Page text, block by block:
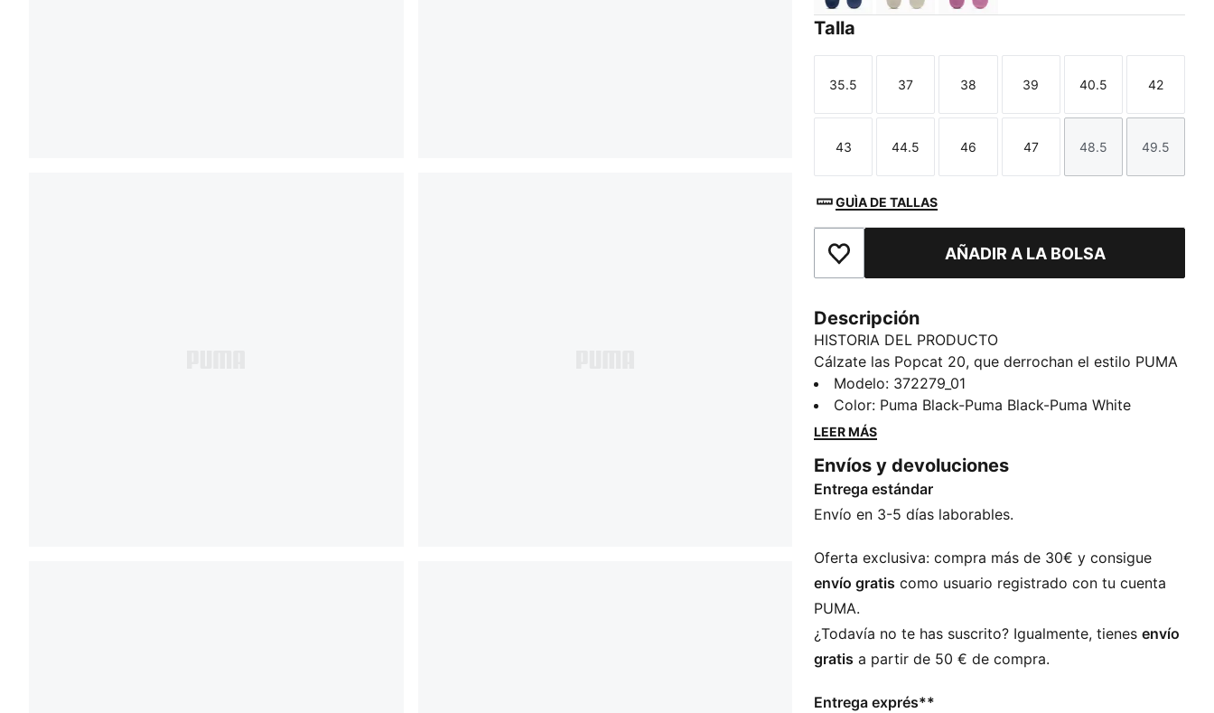
Talla
Talla
35.5
Talla
37
Talla
38
Talla
39
Talla
40.5
Talla
42
Talla
43
Talla
44.5
Talla
46
Talla
47
Talla
48.5
Talla
49.5
GUÌA DE TALLAS
Añade a favoritosAÑADIR A LA BOLSA
Descripción
HISTORIA DEL PRODUCTO
Cálzate las Popcat 20, que derrochan el estilo PUMA
más clásico, y disfruta de un estilo y comodidad
incomparables.
DETALLES
Suela de EVA inyectada para mayor suavidad y
amortiguación
Logotipo PUMA n.º 1 en la tira
Modelo: 372279_01
Color: Puma Black-Puma Black-Puma White
LEER MÁS
Envíos y devoluciones
Entrega estándar
Envío en 3-5 días laborables.
Oferta exclusiva: compra más de 30€ y consigue
envío gratis como usuario registrado con tu cuenta
PUMA.
¿Todavía no te has suscrito? Igualmente, tienesenvío
gratis a partir de 50 € de compra.
Entrega exprés**